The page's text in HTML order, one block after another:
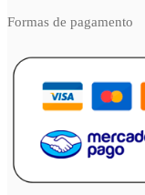
Formas de pagamento